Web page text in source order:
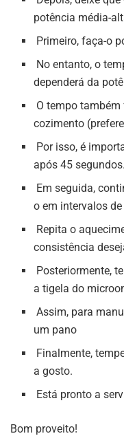
potência média-
Primeiro, faça-o
No entanto, o
dependerá da
O tempo
cozimento
Por isso, é
após 45 segundos.
Em seguida,
o em intervalos
Repita o
consistência
Posteriormente,
a tigela do
Assim, para
um pano
Finalmente,
a gosto.
Está pronto a
Bom proveito!